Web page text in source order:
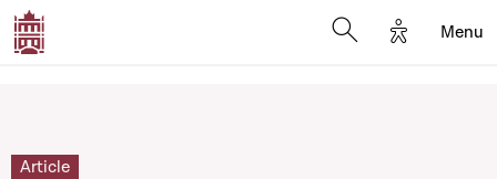
Options
Menu
Article